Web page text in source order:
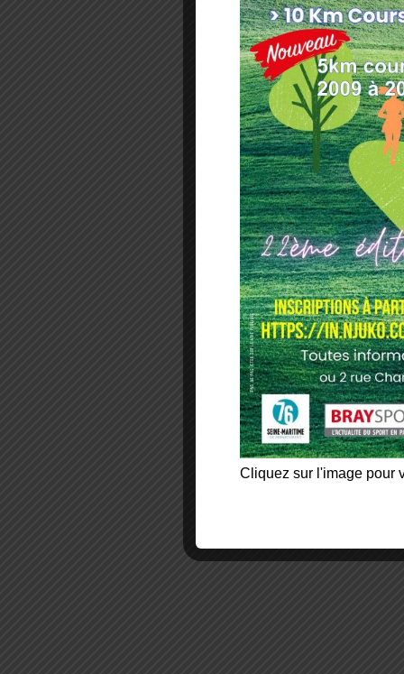
Cliquez sur l'image pour